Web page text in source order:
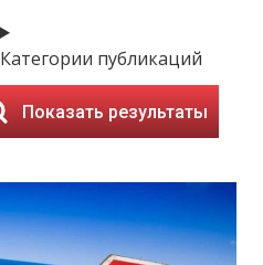
Категории публикаций
Показать результаты